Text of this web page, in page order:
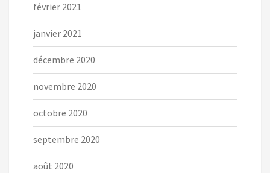
février 2021
janvier 2021
décembre 2020
novembre 2020
octobre 2020
septembre 2020
août 2020